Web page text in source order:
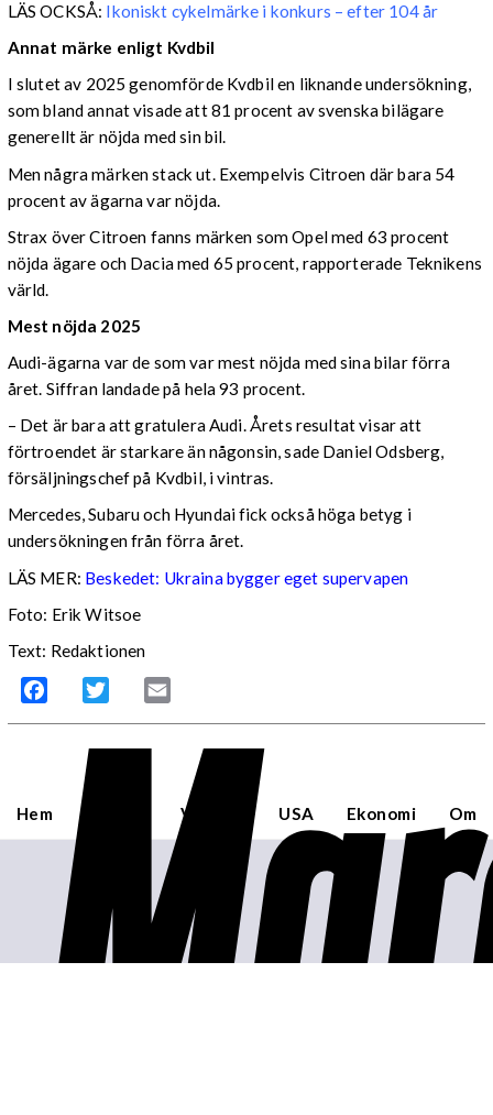
LÄS OCKSÅ: Ikoniskt cykelmärke i konkurs – efter 104 år
Annat märke enligt Kvdbil
I slutet av 2025 genomförde Kvdbil en liknande undersökning,
som bland annat visade att 81 procent av svenska bilägare
generellt är nöjda med sin bil.
Men några märken stack ut. Exempelvis Citroen där bara 54
procent av ägarna var nöjda.
Strax över Citroen fanns märken som Opel med 63 procent
nöjda ägare och Dacia med 65 procent, rapporterade Teknikens
värld.
Mest nöjda 2025
Audi-ägarna var de som var mest nöjda med sina bilar förra
året. Siffran landade på hela 93 procent.
– Det är bara att gratulera Audi. Årets resultat visar att
förtroendet är starkare än någonsin, sade Daniel Odsberg,
försäljningschef på Kvdbil, i vintras.
Mercedes, Subaru och Hyundai fick också höga betyg i
undersökningen från förra året.
LÄS MER: Beskedet: Ukraina bygger eget supervapen
Foto: Erik Witsoe
Text: Redaktionen
Facebook Twitter
Hem Världen USA Ekonomi Om